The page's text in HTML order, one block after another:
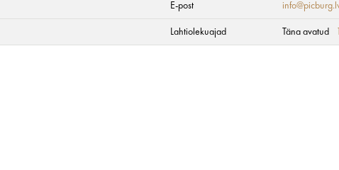
E-post
Lahtiolekuajad Täna avatud